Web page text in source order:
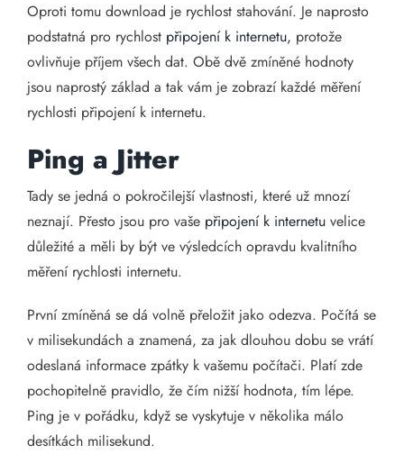
Oproti tomu download je rychlost stahování. Je naprosto
podstatná pro rychlost připojení k internetu, protože
ovlivňuje příjem všech dat. Obě dvě zmíněné hodnoty
jsou naprostý základ a tak vám je zobrazí každé měření
rychlosti připojení k internetu.
Ping a Jitter
Tady se jedná o pokročilejší vlastnosti, které už mnozí
neznají. Přesto jsou pro vaše připojení k internetu velice
důležité a měli by být ve výsledcích opravdu kvalitního
měření rychlosti internetu.
První zmíněná se dá volně přeložit jako odezva. Počítá se
v milisekundách a znamená, za jak dlouhou dobu se vrátí
odeslaná informace zpátky k vašemu počítači. Platí zde
pochopitelně pravidlo, že čím nižší hodnota, tím lépe.
Ping je v pořádku, když se vyskytuje v několika málo
desítkách milisekund.